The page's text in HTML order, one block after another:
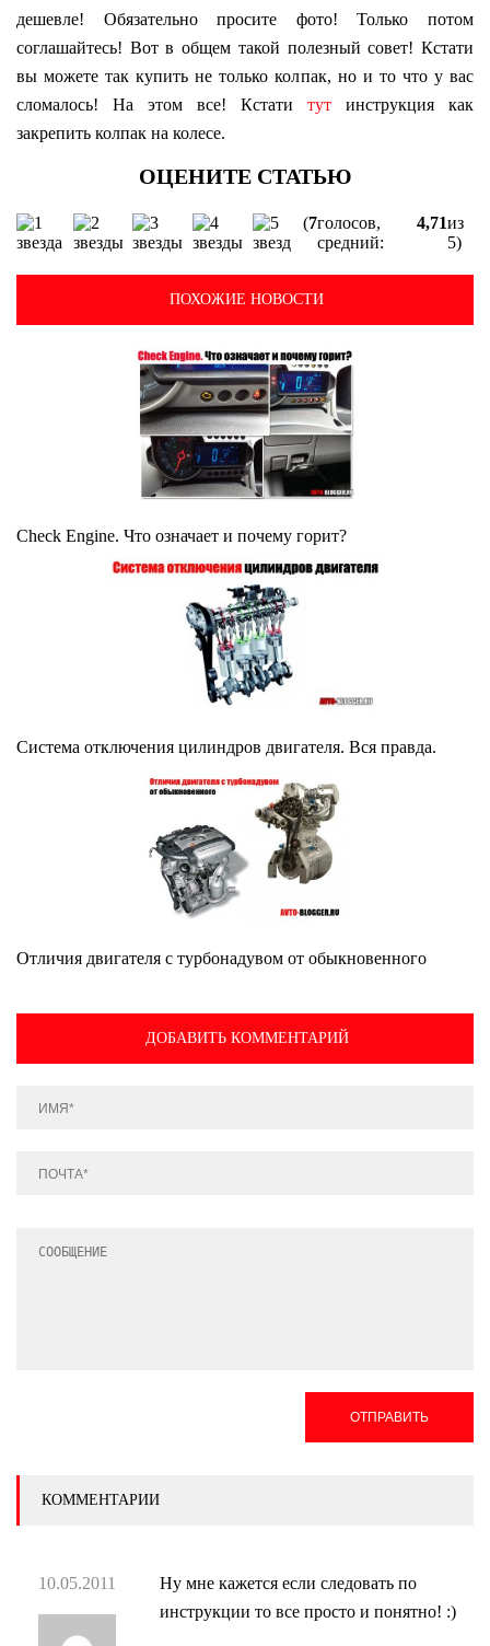
дешевле! Обязательно просите фото! Только потом
соглашайтесь! Вот в общем такой полезный совет! Кстати
вы можете так купить не только колпак, но и то что у вас
сломалось! На этом все! Кстати тут инструкция как
закрепить колпак на колесе.
(7голосов,
средний:
4,71из
5)
ПОХОЖИЕ НОВОСТИ
Check Engine. Что означает и почему горит?
Система отключения цилиндров двигателя. Вся правда.
Отличия двигателя с турбонадувом от обыкновенного
ДОБАВИТЬ КОММЕНТАРИЙ
ОТПРАВИТЬ
КОММЕНТАРИИ
10.05.2011
Ну мне кажется если следовать по
инструкции то все просто и понятно! :)